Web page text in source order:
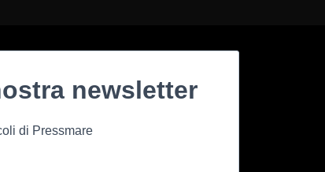
newsletter
di Pressmare